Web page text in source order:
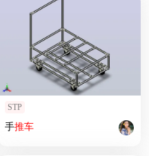
STP
手推车